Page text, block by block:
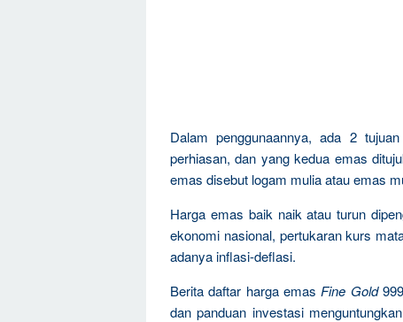
Dalam penggunaannya, ada 2
perhiasan, dan yang kedua emas
emas disebut logam mulia atau emas
Harga emas baik naik atau turun
ekonomi nasional, pertukaran kurs
adanya inflasi-deflasi.
Berita daftar harga emas Fine Gold
dan panduan investasi